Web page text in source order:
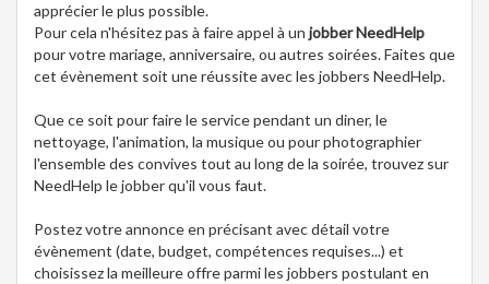
apprécier le plus possible.
Pour cela n'hésitez pas à faire appel à un jobber NeedHelp
pour votre mariage, anniversaire, ou autres soirées. Faites que
cet évènement soit une réussite avec les jobbers NeedHelp.
Que ce soit pour faire le service pendant un diner, le
nettoyage, l'animation, la musique ou pour photographier
l'ensemble des convives tout au long de la soirée, trouvez sur
NeedHelp le jobber qu'il vous faut.
Postez votre annonce en précisant avec détail votre
évènement (date, budget, compétences requises...) et
choisissez la meilleure offre parmi les jobbers postulant en